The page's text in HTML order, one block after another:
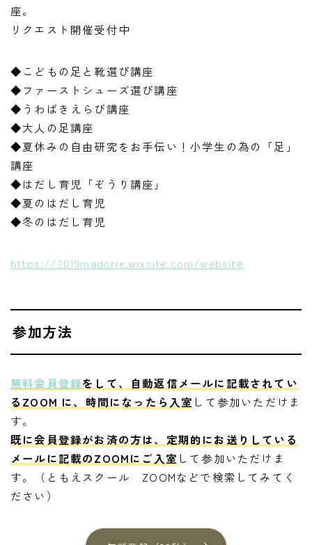
座。
リクエスト開催受付中
◆こどもの足と靴選び講座
◆ファーストシューズ選び講座
◆うわばきえらび講座
◆大人の足講座
◆夏休みの自由研究をお手伝い！小学生の為の「足」
講座
◆はだし育児「ぞうり講座」
◆夏のはだし育児
◆冬のはだし育児
https://2019madorie.wixsite.com/website
参加方法
無料会員登録をして、自動返信メールに記載されてい
るZOOM に、時間になったら入室 して参加いただけま
す。
既に会員登録がお済の方は、定期的にお送りしている
メールに記載のZOOMにご入室 して参加いただけま
す。（ともえスクール ZOOMなどで検索してみてく
ださい）